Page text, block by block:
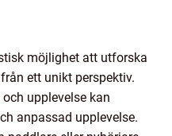
möjlighet att utforska
ett unikt perspektiv.
upplevelse kan
anpassad upplevelse.